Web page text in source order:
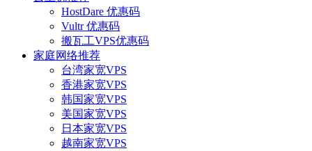
HostDare 优惠码
Vultr 优惠码
搬瓦工VPS优惠码
家庭网络推荐
台湾家宽VPS
香港家宽VPS
韩国家宽VPS
美国家宽VPS
日本家宽VPS
越南家宽VPS